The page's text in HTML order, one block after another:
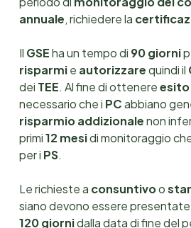
annuale, richiedere la
Il GSEha un tempo di 90 giorni
risparmie autorizzarequindi il
dei TEE. Al fine di ottenere
necessario che i PCabbiano
risparmio addizionalenon
primi12 mesidi monitoraggio
per i PS.
Le richieste a consuntivoo
siano devono essere presentate
120 giornidalla data di fine del